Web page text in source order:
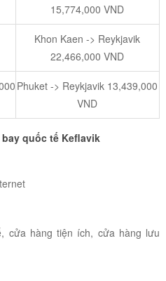
15,774,000 VND
Khon Kaen -> Reykjavik
22,466,000 VND
Phuket -> Reykjavik 13,439,000
VND
quốc tế Keflavik
cửa hàng tiện ích, cửa hàng lưu